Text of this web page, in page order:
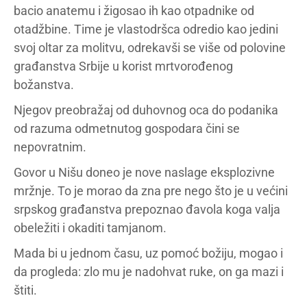
bacio anatemu i žigosao ih kao otpadnike od
otadžbine. Time je vlastodršca odredio kao jedini
svoj oltar za molitvu, odrekavši se više od polovine
građanstva Srbije u korist mrtvorođenog
božanstva.
Njegov preobražaj od duhovnog oca do podanika
od razuma odmetnutog gospodara čini se
nepovratnim.
Govor u Nišu doneo je nove naslage eksplozivne
mržnje. To je morao da zna pre nego što je u većini
srpskog građanstva prepoznao đavola koga valja
obeležiti i okaditi tamjanom.
Mada bi u jednom času, uz pomoć božiju, mogao i
da progleda: zlo mu je nadohvat ruke, on ga mazi i
štiti.